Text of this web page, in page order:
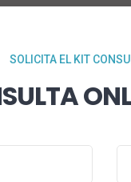
SOLICITA EL KIT